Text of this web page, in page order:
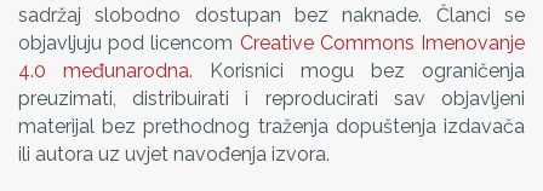
sadržaj slobodno dostupan bez naknade. Članci se
objavljuju pod licencom Creative Commons Imenovanje
4.0 međunarodna. Korisnici mogu bez ograničenja
preuzimati, distribuirati i reproducirati sav objavljeni
materijal bez prethodnog traženja dopuštenja izdavača
ili autora uz uvjet navođenja izvora.